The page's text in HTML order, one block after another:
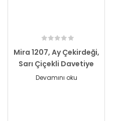
Mira 1207, Ay Çekirdeği,
Sarı Çiçekli Davetiye
Devamını oku